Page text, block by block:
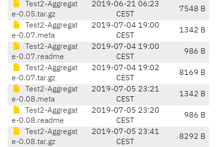
Test2-Aggregat
e-0.05.tar.gz
2019-06-21 06:23
CEST
7548 B
Test2-Aggregat
e-0.07.meta
2019-07-04 19:00
CEST
1342 B
Test2-Aggregat
e-0.07.readme
2019-07-04 19:00
CEST
986 B
Test2-Aggregat
e-0.07.tar.gz
2019-07-04 19:02
CEST
8169 B
Test2-Aggregat
e-0.08.meta
2019-07-05 23:21
CEST
1342 B
Test2-Aggregat
e-0.08.readme
2019-07-05 23:20
CEST
986 B
Test2-Aggregat
e-0.08.tar.gz
2019-07-05 23:41
CEST
8292 B